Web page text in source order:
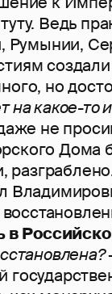
Ведь
Румынии,
но
на какое-то
не
Дома
в